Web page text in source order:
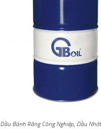
Dầu Bánh Răng Công Nghiệp,Dầu